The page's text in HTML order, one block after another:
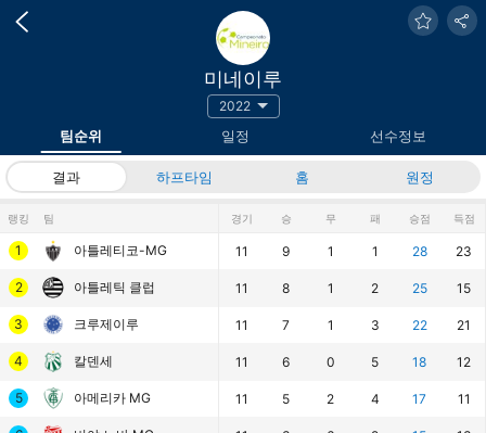
미네이루
2022
팀순위 일정 선수정보
결과 하프타임 홈 원정
랭킹 팀
1 아틀레티코-MG
2 아틀레틱 클럽
3 크루제이루
4 칼덴세
5 아메리카 MG
경기 승 무 패 승점 득점
11 9 1 1 28 23
11 8 1 2 25 15
11 7 1 3 22 21
11 6 0 5 18 12
11 5 2 4 17 11